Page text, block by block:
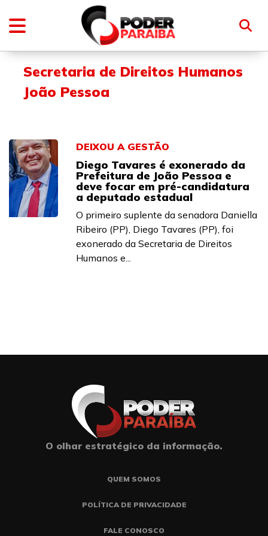
Secretaria de Direitos Humanos
João Pessoa
DEIXOU A GESTÃO
Diego Tavares é exonerado da
Prefeitura de João Pessoa e
deve focar em pré-candidatura
a deputado estadual
O primeiro suplente da senadora Daniella
Ribeiro (PP), Diego Tavares (PP), foi
exonerado da Secretaria de Direitos
Humanos e...
O olhar estratégico da informação.
QUEM SOMOS
POLÍTICA DE PRIVACIDADE
FALE CONOSCO